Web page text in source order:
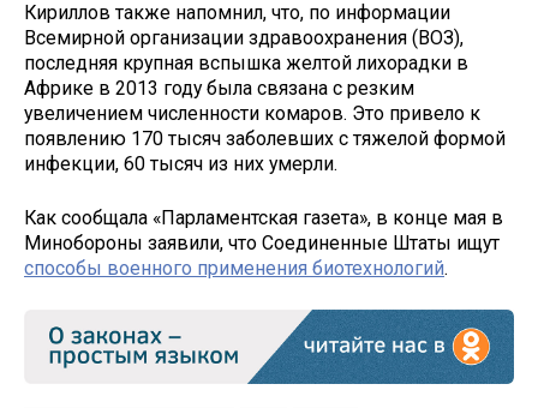
Кириллов также напомнил, что, по информации
Всемирной организации здравоохранения (ВОЗ),
последняя крупная вспышка желтой лихорадки в
Африке в 2013 году была связана с резким
увеличением численности комаров. Это привело к
появлению 170 тысяч заболевших с тяжелой формой
инфекции, 60 тысяч из них умерли.
Как сообщала «Парламентская газета», в конце мая в
Минобороны заявили, что Соединенные Штаты ищут
способы военного применения биотехнологий.